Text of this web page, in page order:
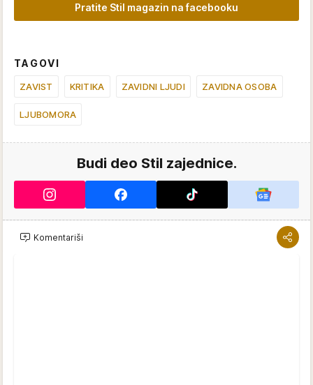
Pratite Stil magazin na facebooku
TAGOVI
ZAVIST KRITIKA ZAVIDNI LJUDI ZAVIDNA OSOBA
LJUBOMORA
Budi deo Stil zajednice.
Komentariši